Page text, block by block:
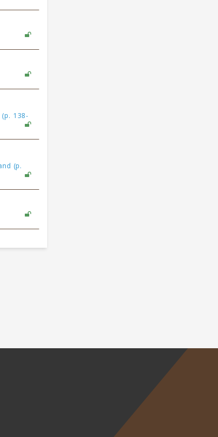
138-
(p.